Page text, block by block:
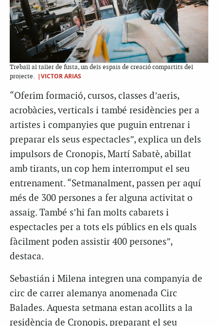
Treball al taller de fusta, un dels espais de creació compartits del
projecte. |VICTOR ARIAS
“Oferim formació, cursos, classes d’aeris,
acrobàcies, verticals i també residències per a
artistes i companyies que puguin entrenar i
preparar els seus espectacles”, explica un dels
impulsors de Cronopis, Martí Sabatè, abillat
amb tirants, un cop hem interromput el seu
entrenament. “Setmanalment, passen per aquí
més de 300 persones a fer alguna activitat o
assaig. També s’hi fan molts cabarets i
espectacles per a tots els públics en els quals
fàcilment poden assistir 400 persones”,
destaca.
Sebastián i Milena integren una companyia de
circ de carrer alemanya anomenada Circ
Balades. Aquesta setmana estan acollits a la
residència de Cronopis, preparant el seu